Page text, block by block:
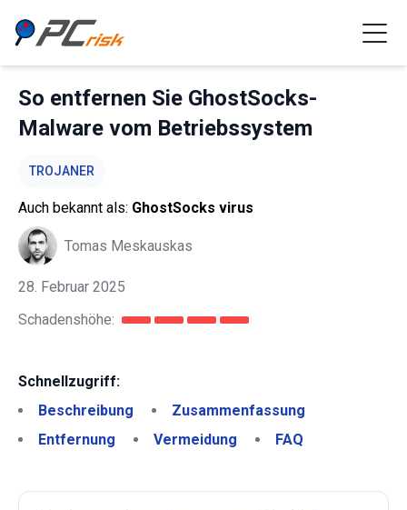
So entfernen Sie GhostSocks-
Malware vom Betriebssystem
TROJANER
Auch bekannt als: GhostSocks virus
Tomas Meskauskas
28. Februar 2025
Schadenshöhe:
Schnellzugriff:
Beschreibung
Zusammenfassung
Entfernung
Vermeidung FAQ